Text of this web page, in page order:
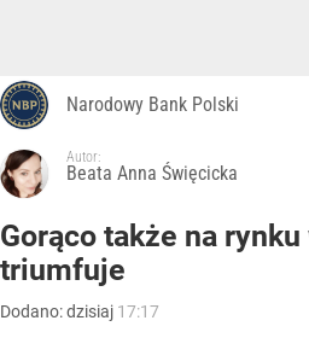
Narodowy Bank Polski
Autor:
Beata Anna Święcicka
Gorąco także na rynku
triumfuje
Dodano:dzisiaj 17:17